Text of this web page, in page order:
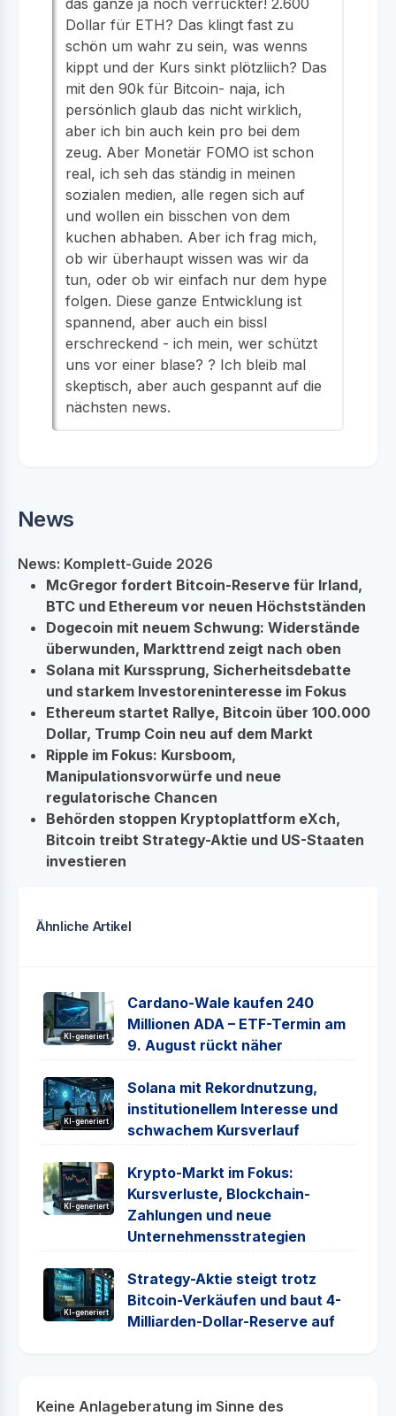
Dollar für ETH? Das klingt fast zu
schön um wahr zu sein, was wenns
kippt und der Kurs sinkt plötzliich? Das
mit den 90k für Bitcoin- naja, ich
persönlich glaub das nicht wirklich,
aber ich bin auch kein pro bei dem
zeug. Aber Monetär FOMO ist schon
real, ich seh das ständig in meinen
sozialen medien, alle regen sich auf
und wollen ein bisschen von dem
kuchen abhaben. Aber ich frag mich,
ob wir überhaupt wissen was wir da
tun, oder ob wir einfach nur dem hype
folgen. Diese ganze Entwicklung ist
spannend, aber auch ein bissl
erschreckend - ich mein, wer schützt
uns vor einer blase? ? Ich bleib mal
skeptisch, aber auch gespannt auf die
nächsten news.
News
News: Komplett-Guide 2026
McGregor fordert Bitcoin-Reserve für Irland,
BTC und Ethereum vor neuen Höchstständen
Dogecoin mit neuem Schwung: Widerstände
überwunden, Markttrend zeigt nach oben
Solana mit Kurssprung, Sicherheitsdebatte
und starkem Investoreninteresse im Fokus
Ethereum startet Rallye, Bitcoin über 100.000
Dollar, Trump Coin neu auf dem Markt
Ripple im Fokus: Kursboom,
Manipulationsvorwürfe und neue
regulatorische Chancen
Behörden stoppen Kryptoplattform eXch,
Bitcoin treibt Strategy-Aktie und US-Staaten
investieren
Ähnliche Artikel
KI-generiert
Cardano-Wale kaufen 240
Millionen ADA – ETF-Termin am
9. August rückt näher
KI-generiert
Solana mit Rekordnutzung,
institutionellem Interesse und
schwachem Kursverlauf
KI-generiert
Krypto-Markt im Fokus:
Kursverluste, Blockchain-
Zahlungen und neue
Unternehmensstrategien
KI-generiert
Strategy-Aktie steigt trotz
Bitcoin-Verkäufen und baut 4-
Milliarden-Dollar-Reserve auf
Keine Anlageberatung im Sinne des